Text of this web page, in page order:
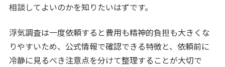
相談してよいのかを知りたいはずです。
浮気調査は一度依頼すると費用も精神的負担も大きくな
りやすいため、公式情報で確認できる特徴と、依頼前に
冷静に見るべき注意点を分けて整理することが大切で